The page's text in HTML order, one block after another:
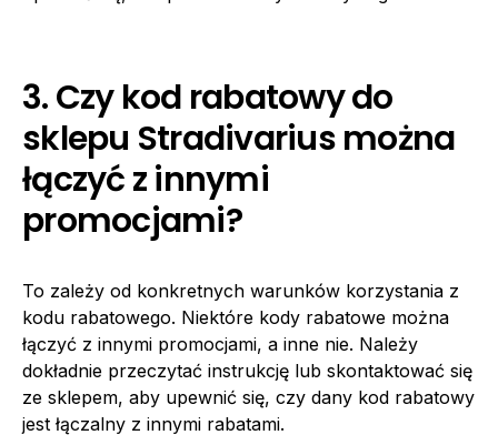
3. Czy kod rabatowy do
sklepu Stradivarius można
łączyć z innymi
promocjami?
To zależy od konkretnych warunków korzystania z
kodu rabatowego. Niektóre kody rabatowe można
łączyć z innymi promocjami, a inne nie. Należy
dokładnie przeczytać instrukcję lub skontaktować się
ze sklepem, aby upewnić się, czy dany kod rabatowy
jest łączalny z innymi rabatami.